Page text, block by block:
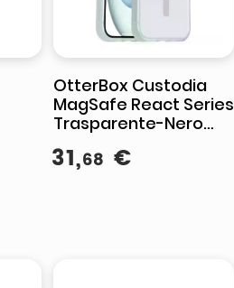
OtterBox Custodia
MagSafe React Series
Trasparente-Nero
Antiurto iPhone 16-15-
14-13
31,68 €